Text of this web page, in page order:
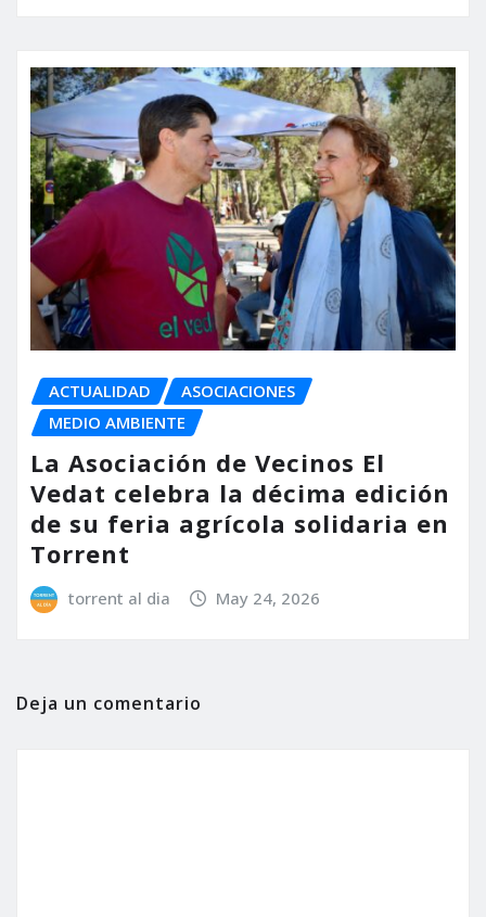
ACTUALIDAD
ASOCIACIONES
MEDIO AMBIENTE
La Asociación de Vecinos El
Vedat celebra la décima edición
de su feria agrícola solidaria en
Torrent
torrent al dia May 24, 2026
Deja un comentario